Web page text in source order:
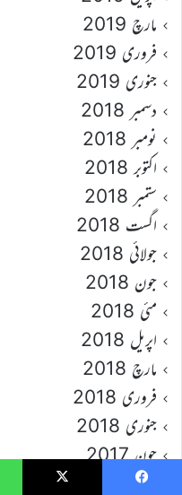
مارچ 2019
فروری 2019
جنوری 2019
دسمبر 2018
نومبر 2018
اکتوبر 2018
ستمبر 2018
اگست 2018
جولائی 2018
جون 2018
مئی 2018
اپریل 2018
مارچ 2018
فروری 2018
جنوری 2018
جون 2017
مئی 2017